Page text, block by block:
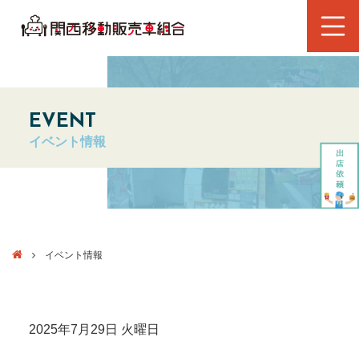
EVENT
イベント情報
イベント情報
2025年7月29日 火曜日